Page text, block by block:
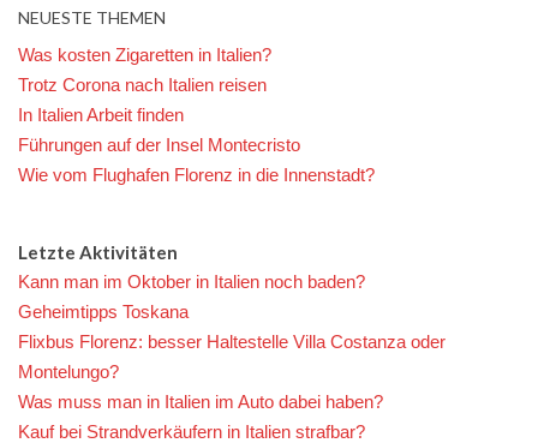
NEUESTE THEMEN
Was kosten Zigaretten in Italien?
Trotz Corona nach Italien reisen
In Italien Arbeit finden
Führungen auf der Insel Montecristo
Wie vom Flughafen Florenz in die Innenstadt?
Letzte Aktivitäten
Kann man im Oktober in Italien noch baden?
Geheimtipps Toskana
Flixbus Florenz: besser Haltestelle Villa Costanza oder
Montelungo?
Was muss man in Italien im Auto dabei haben?
Kauf bei Strandverkäufern in Italien strafbar?